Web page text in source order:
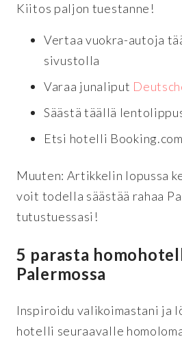
Kiitos paljon tuestanne!
Vertaa vuokra-autoja
sivustolla
Varaa junaliput
Säästä täällä
Etsi hotelli
Muuten: Artikkelin lopussa
voit todella säästää rahaa
tutustuessasi!
5 parasta
Palermossa
Inspiroidu valikoimastani ja
hotelli seuraavalle